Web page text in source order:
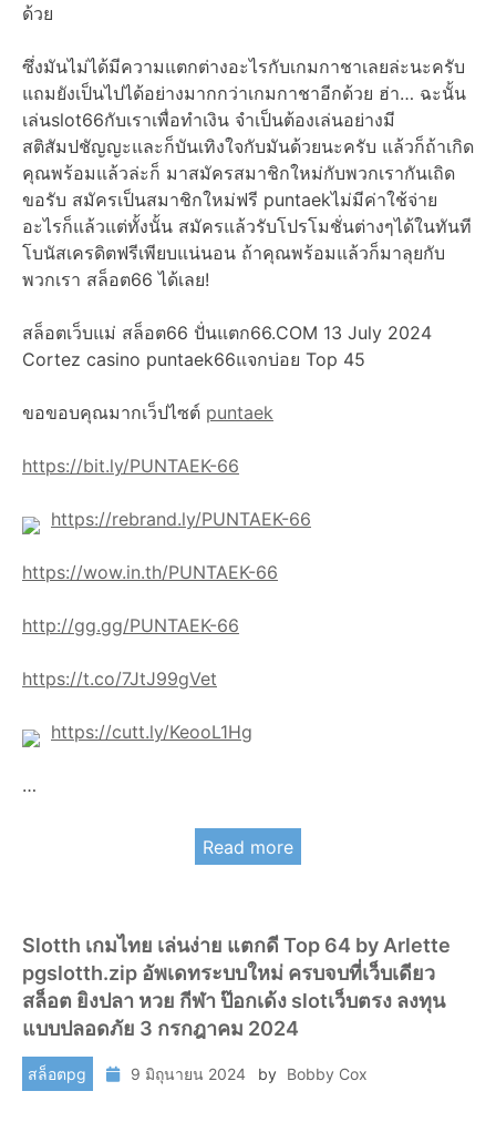
ด้วย
ซึ่งมันไม่ได้มีความแตกต่างอะไรกับเกมกาชาเลยล่ะนะครับ
แถมยังเป็นไปได้อย่างมากกว่าเกมกาชาอีกด้วย ฮ่า… ฉะนั้น
เล่นslot66กับเราเพื่อทำเงิน จำเป็นต้องเล่นอย่างมี
สติสัมปชัญญะและก็บันเทิงใจกับมันด้วยนะครับ แล้วก็ถ้าเกิด
คุณพร้อมแล้วล่ะก็ มาสมัครสมาชิกใหม่กับพวกเรากันเถิด
ขอรับ สมัครเป็นสมาชิกใหม่ฟรี puntaekไม่มีค่าใช้จ่าย
อะไรก็แล้วแต่ทั้งนั้น สมัครแล้วรับโปรโมชั่นต่างๆได้ในทันที
โบนัสเครดิตฟรีเพียบแน่นอน ถ้าคุณพร้อมแล้วก็มาลุยกับ
พวกเรา สล็อต66 ได้เลย!
สล็อตเว็บแม่ สล็อต66 ปั่นแตก66.COM 13 July 2024
Cortez casino puntaek66แจกบ่อย Top 45
ขอขอบคุณมากเว็ปไซต์ puntaek
https://bit.ly/PUNTAEK-66
https://rebrand.ly/PUNTAEK-66
https://wow.in.th/PUNTAEK-66
http://gg.gg/PUNTAEK-66
https://t.co/7JtJ99gVet
https://cutt.ly/KeooL1Hg
…
Read more
Slotth เกมไทย เล่นง่าย แตกดี Top 64 by Arlette
pgslotth.zip อัพเดทระบบใหม่ ครบจบที่เว็บเดียว
สล็อต ยิงปลา หวย กีฬา ป๊อกเด้ง slotเว็บตรง ลงทุน
แบบปลอดภัย 3 กรกฎาคม 2024
สล็อตpg 9 มิถุนายน 2024 by Bobby Cox